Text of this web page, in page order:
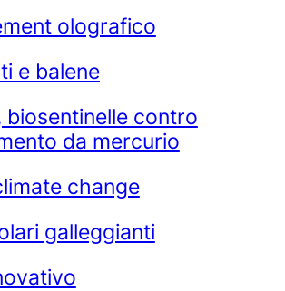
olografico
e balene
biosentinelle contro
da mercurio
change
galleggianti